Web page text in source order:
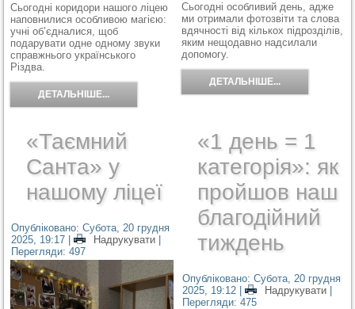
Сьогодні коридори нашого ліцею
наповнилися особливою магією:
учні об’єдналися, щоб
подарувати одне одному звуки
справжнього українського
Різдва.
ДЕТАЛЬНІШЕ...
Сьогодні особливий день, адже
ми отримали фотозвіти та слова
вдячності від кількох підрозділів,
яким нещодавно надсилали
допомогу.
ДЕТАЛЬНІШЕ...
«Таємний
Санта» у
нашому ліцеї
Опубліковано: Субота, 20 грудня
2025, 19:17 | Надрукувати |
Перегляди: 497
«1 день = 1
категорія»: як
пройшов наш
благодійний
тиждень
Опубліковано: Субота, 20 грудня
2025, 19:12| Надрукувати |
Перегляди: 475